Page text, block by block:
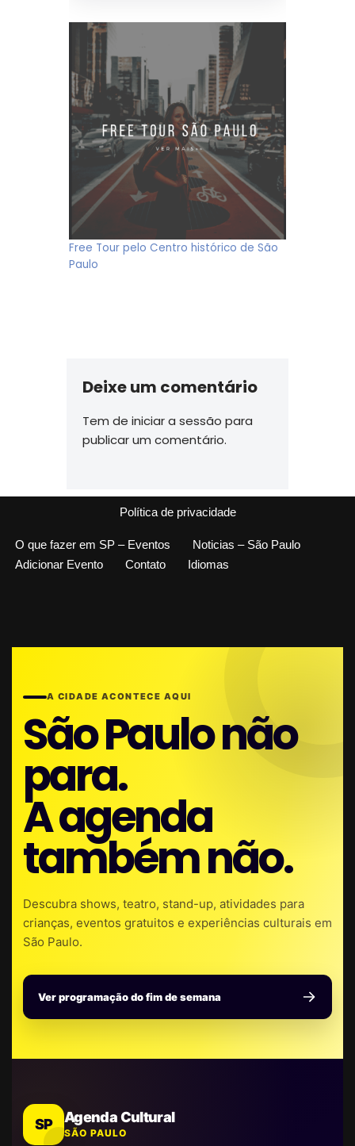
Free Tour pelo Centro histórico de São
Paulo
Deixe um comentário
Tem de iniciar a sessão para
publicar um comentário.
Política de privacidade
O que fazer em SP – Eventos
Noticias – São Paulo
Adicionar Evento
Contato Idiomas
A CIDADE ACONTECE AQUI
São Paulo não
para.
A agenda
também não.
Descubra shows, teatro, stand-up, atividades para
crianças, eventos gratuitos e experiências culturais em
São Paulo.
Ver programação do fim de semana
SP Agenda Cultural
SÃO PAULO